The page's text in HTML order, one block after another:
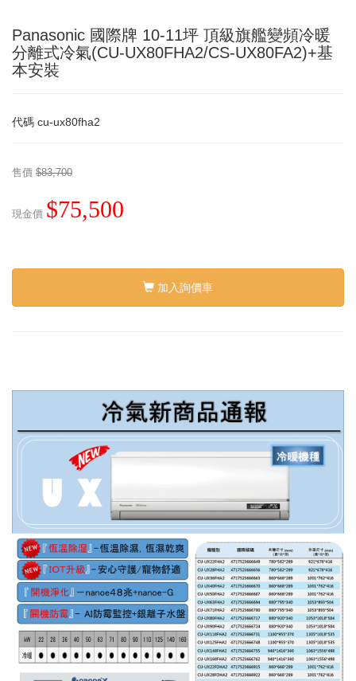
Panasonic 國際牌 10-11坪 頂級旗艦變頻冷暖
分離式冷氣(CU-UX80FHA2/CS-UX80FA2)+基
本安裝
代碼 cu-ux80fha2
售價 $83,700
現金價 $75,500
加入詢價車